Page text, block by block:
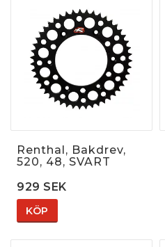
Renthal, Bakdrev,
520, 48, SVART
929 SEK
KÖP